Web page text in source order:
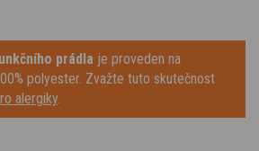
prádla je proveden na
polyester. Zvažte tuto skutečnost
alergiky.